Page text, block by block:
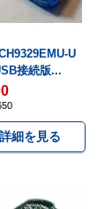
U
接続版...
詳細を見る